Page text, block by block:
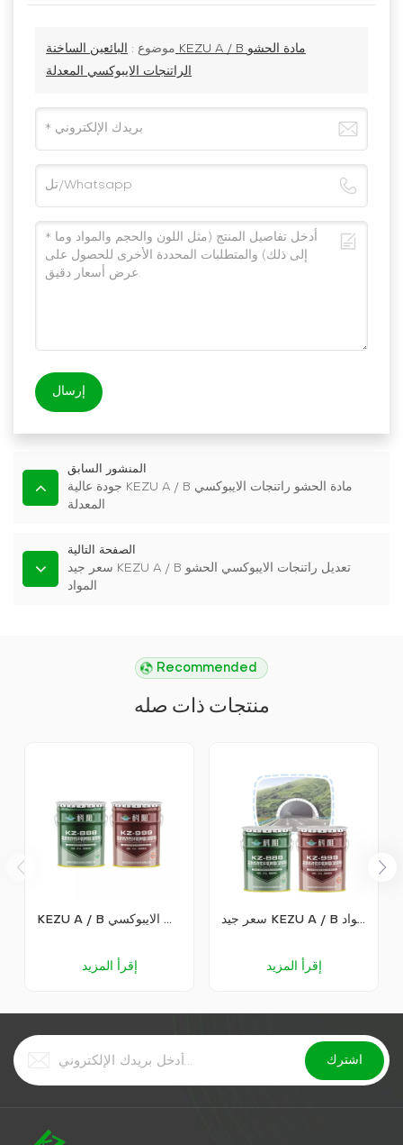
موضوع :
البائعين الساخنة KEZU A / B مادة الحشو
الراتنجات الايبوكسي المعدلة
إرسال
المنشور السابق
جودة عالية KEZU A / B مادة الحشو راتنجات الايبوكسي
المعدلة
الصفحة التالية
سعر جيد KEZU A / B تعديل راتنجات الايبوكسي الحشو
المواد
Recommended
منتجات ذات صله
KEZU A / B مادة الحشو المعدلة من راتنجات الايبوكسي
إقرأ المزيد
سعر جيد KEZU A / B تعديل راتنجات الايبوكسي الحشو المواد
إقرأ المزيد